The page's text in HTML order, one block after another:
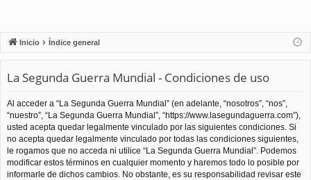
Inicio Índice general
La Segunda Guerra Mundial - Condiciones de uso
Al acceder a “La Segunda Guerra Mundial” (en adelante, “nosotros”, “nos”,
“nuestro”, “La Segunda Guerra Mundial”, “https://www.lasegundaguerra.com”),
usted acepta quedar legalmente vinculado por las siguientes condiciones. Si
no acepta quedar legalmente vinculado por todas las condiciones siguientes,
le rogamos que no acceda ni utilice “La Segunda Guerra Mundial”. Podemos
modificar estos términos en cualquier momento y haremos todo lo posible por
informarle de dichos cambios. No obstante, es su responsabilidad revisar este